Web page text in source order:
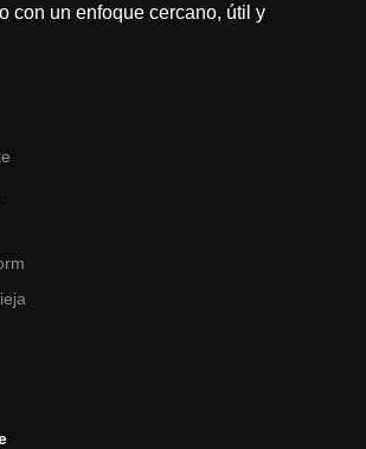
con un enfoque cercano, útil y